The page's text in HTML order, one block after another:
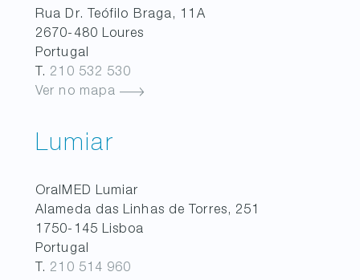
Rua Dr. Teófilo Braga, 11A
2670-480 Loures
Portugal
T. 210 532 530
Ver no mapa
Lumiar
OralMED Lumiar
Alameda das Linhas de Torres, 251
1750-145 Lisboa
Portugal
T. 210 514 960